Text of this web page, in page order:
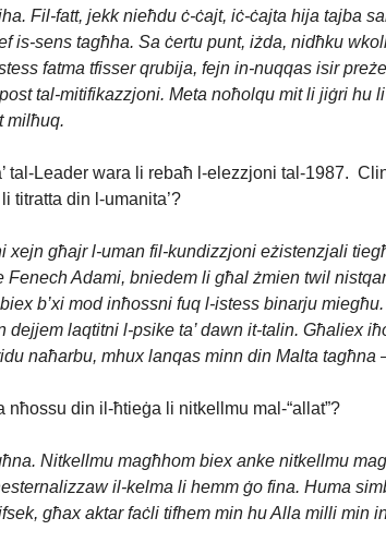
Fil-fatt, jekk nieħdu ċ-ċajt, iċ-ċajta hija tajba
is-sens tagħha. Sa ċertu punt, iżda, nidħku
fatma tfisser qrubija, fejn in-nuqqas isir
tal-mitifikazzjoni. Meta noħolqu mit li jiġri
milħuq.
tal-Leader wara li rebaħ l-elezzjoni tal-1987.
titratta din l-umanita’?
għajr l-uman fil-kundizzjoni eżistenzjali
Adami, bniedem li għal żmien twil
b’xi mod inħossni fuq l-istess binarju
laqtitni l-psike ta’ dawn it-talin. Għaliex
naħarbu, mhux lanqas minn din Malta
din il-ħtieġa li nitkellmu mal-“allat”?
Nitkellmu magħhom biex anke nitkellmu
il-kelma li hemm ġo fina. Huma
għax aktar faċli tifhem min hu Alla milli min